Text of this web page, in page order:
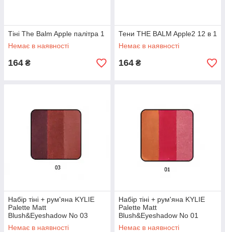
Тіні The Balm Apple палітра 1
Немає в наявності
164 ₴
Тени THE BALM Apple2 12 в 1
Немає в наявності
164 ₴
Набір тіні + рум'яна KYLIE
Palette Matt
Blush&Eyeshadow No 03
УЧЕНКА
Немає в наявності
Набір тіні + рум'яна KYLIE
Palette Matt
Blush&Eyeshadow No 01
УЧЕНКА
Немає в наявності